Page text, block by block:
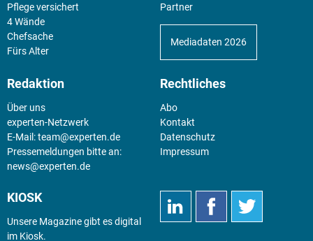
Pflege versichert
4 Wände
Chefsache
Fürs Alter
Partner
Mediadaten 2026
Redaktion
Über uns
experten-Netzwerk
E-Mail:team@experten.de
Pressemeldungen bitte an:
news@experten.de
Rechtliches
Abo
Kontakt
Datenschutz
Impressum
KIOSK
Unsere Magazine gibt es digital
im Kiosk.